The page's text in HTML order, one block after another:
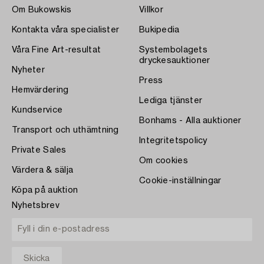
Om Bukowskis
Kontakta våra specialister
Våra Fine Art-resultat
Nyheter
Hemvärdering
Kundservice
Transport och uthämtning
Private Sales
Värdera & sälja
Köpa på auktion
Villkor
Bukipedia
Systembolagets
dryckesauktioner
Press
Lediga tjänster
Bonhams - Alla auktioner
Integritetspolicy
Om cookies
Cookie-inställningar
Nyhetsbrev